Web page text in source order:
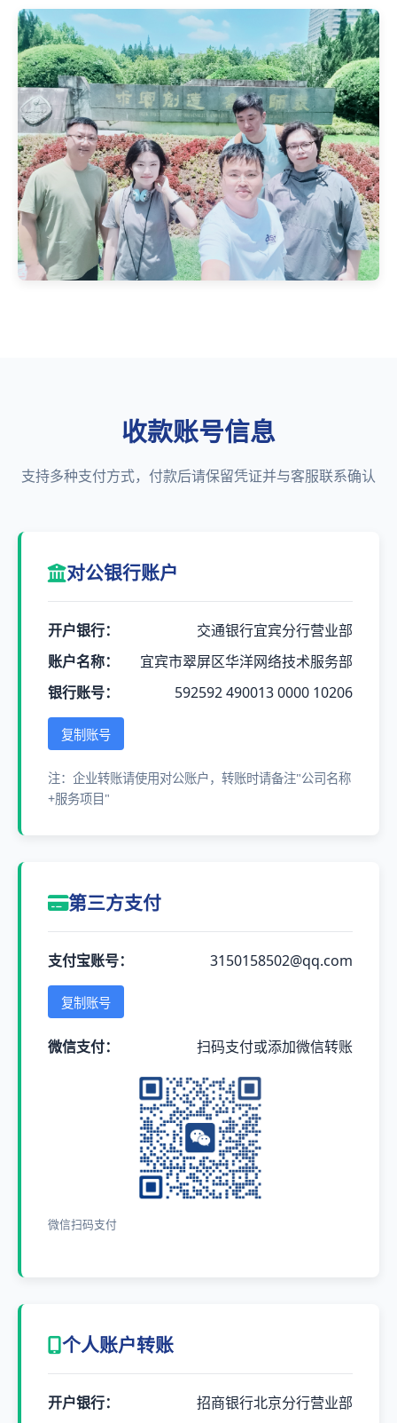
收款账号信息
支持多种支付方式，付款后请保留凭证并与客服联系确认
对公银行账户
开户银行：
交通银行宜宾分行营业部
账户名称：
宜宾市翠屏区华洋网络技术服务部
银行账号：
592592 490013 0000 10206
复制账号
注：企业转账请使用对公账户，转账时请备注"公司名称
+服务项目"
第三方支付
支付宝账号： 3150158502@qq.com
复制账号
微信支付： 扫码支付或添加微信转账
微信扫码支付
个人账户转账
开户银行：
招商银行北京分行营业部